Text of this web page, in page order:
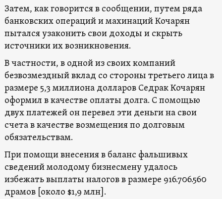
Затем, как говорится в сообщении, путем ряда
банковских операций и махинаций Кочарян
пытался узаконить свои доходы и скрыть
источники их возникновения.
В частности, в одной из своих компаний
безвозмездный вклад со стороны третьего лица в
размере 5,3 миллиона долларов Седрак Кочарян
оформил в качестве оплаты долга. С помощью
двух платежей он перевел эти деньги на свои
счета в качестве возмещения по долговым
обязательствам.
При помощи внесения в баланс фальшивых
сведений молодому бизнесмену удалось
избежать выплаты налогов в размере 916.706.560
драмов [около $1,9 млн].